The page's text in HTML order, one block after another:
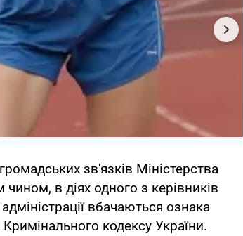
зв'язків Міністерства
чином, в діях одного з керівників
вбачаються ознака
кодексу України.